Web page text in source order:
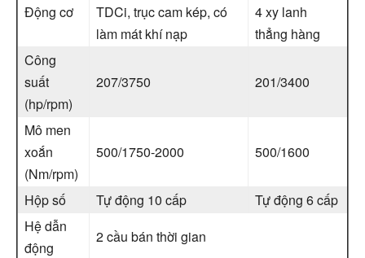
Động cơ
TDCi, trục cam kép, có
làm mát khí nạp
4 xy lanh
thẳng hàng
Công
suất
(hp/rpm)
207/3750 201/3400
Mô men
xoắn
(Nm/rpm)
500/1750-2000 500/1600
Hộp số Tự động 10 cấp
Tự động 6 cấp
Hệ dẫn
động
2 cầu bán thời gian